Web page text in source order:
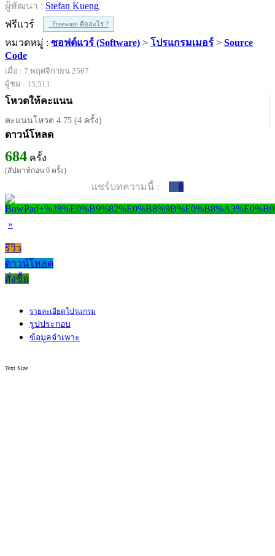
ผู้พัฒนา : Stefan Kueng
ฟรีแวร์
Freeware คืออะไร ?
หมวดหมู่ : ซอฟต์แวร์ (Software) > โปรแกรมเมอร์ > Source
Code
เมื่อ : 7 พฤศจิกายน 2567
ผู้ชม : 15,511
โหวตให้คะแนน
คะแนนโหวต 4.75 (4 ครั้ง)
ดาวน์โหลด
684 ครั้ง
(สัปดาห์ก่อน 0 ครั้ง)
แชร์บทความนี้ : 0
»
รีวิว
ดาวน์โหลด
สั่งซื้อ
รายละเอียดโปรแกรม
รูปประกอบ
ข้อมูลจำเพาะ
Text Size